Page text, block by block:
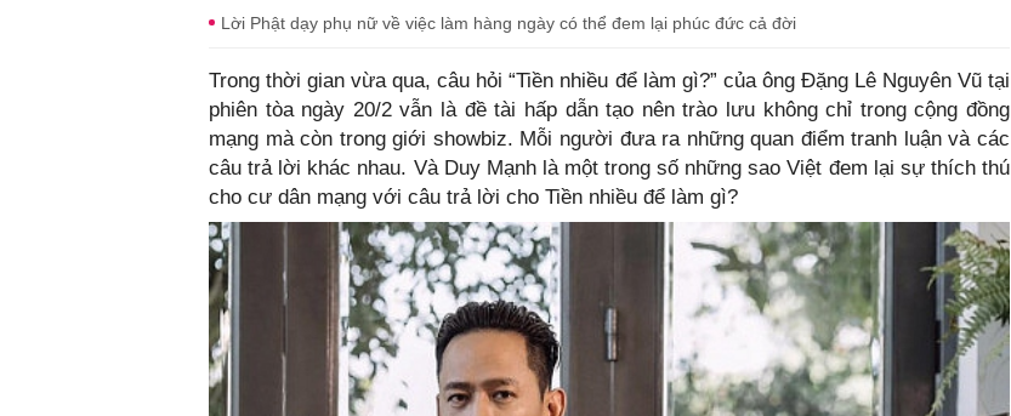
Lời Phật dạy phụ nữ về việc làm hàng ngày có thể đem lại phúc đức cả đời
Trong thời gian vừa qua, câu hỏi “Tiền nhiều để làm gì?” của ông Đặng Lê Nguyên Vũ tại
phiên tòa ngày 20/2 vẫn là đề tài hấp dẫn tạo nên trào lưu không chỉ trong cộng đồng
mạng mà còn trong giới showbiz. Mỗi người đưa ra những quan điểm tranh luận và các
câu trả lời khác nhau. Và Duy Mạnh là một trong số những sao Việt đem lại sự thích thú
cho cư dân mạng với câu trả lời cho Tiền nhiều để làm gì?